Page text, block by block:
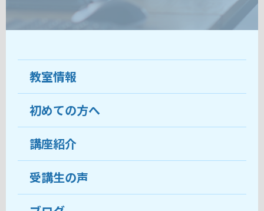
教室情報
教室について
受講生の声
おすすめ・人気の講座
目的から講座を探す
初めての方へ
ココがおすすめ
料金
受講までの流れ
講座紹介
受講生の声